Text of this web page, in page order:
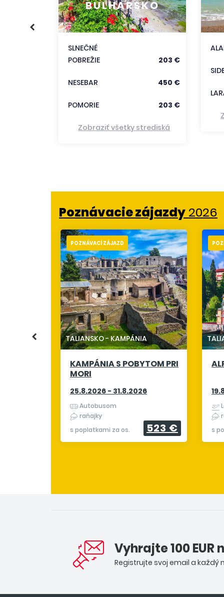
BULHARSKO
SLNEČNÉ
POBREŽIE
203 €
NESEBAR 450 €
POMORIE 203 €
Zobraziť všetky strediská
Poznávacie zájazdy 2026
POZNÁVACÍ ZÁJAZD
TALIANSKO-KAMPÁNIA
KAMPÁNIA S POBYTOM PRI
MORI
25.8.2026 - 31.8.2026
Autobusom
raňajky
s poplatkami za os.
523 €
s
Vyhrajte 100
Registrujte svoj email a každý